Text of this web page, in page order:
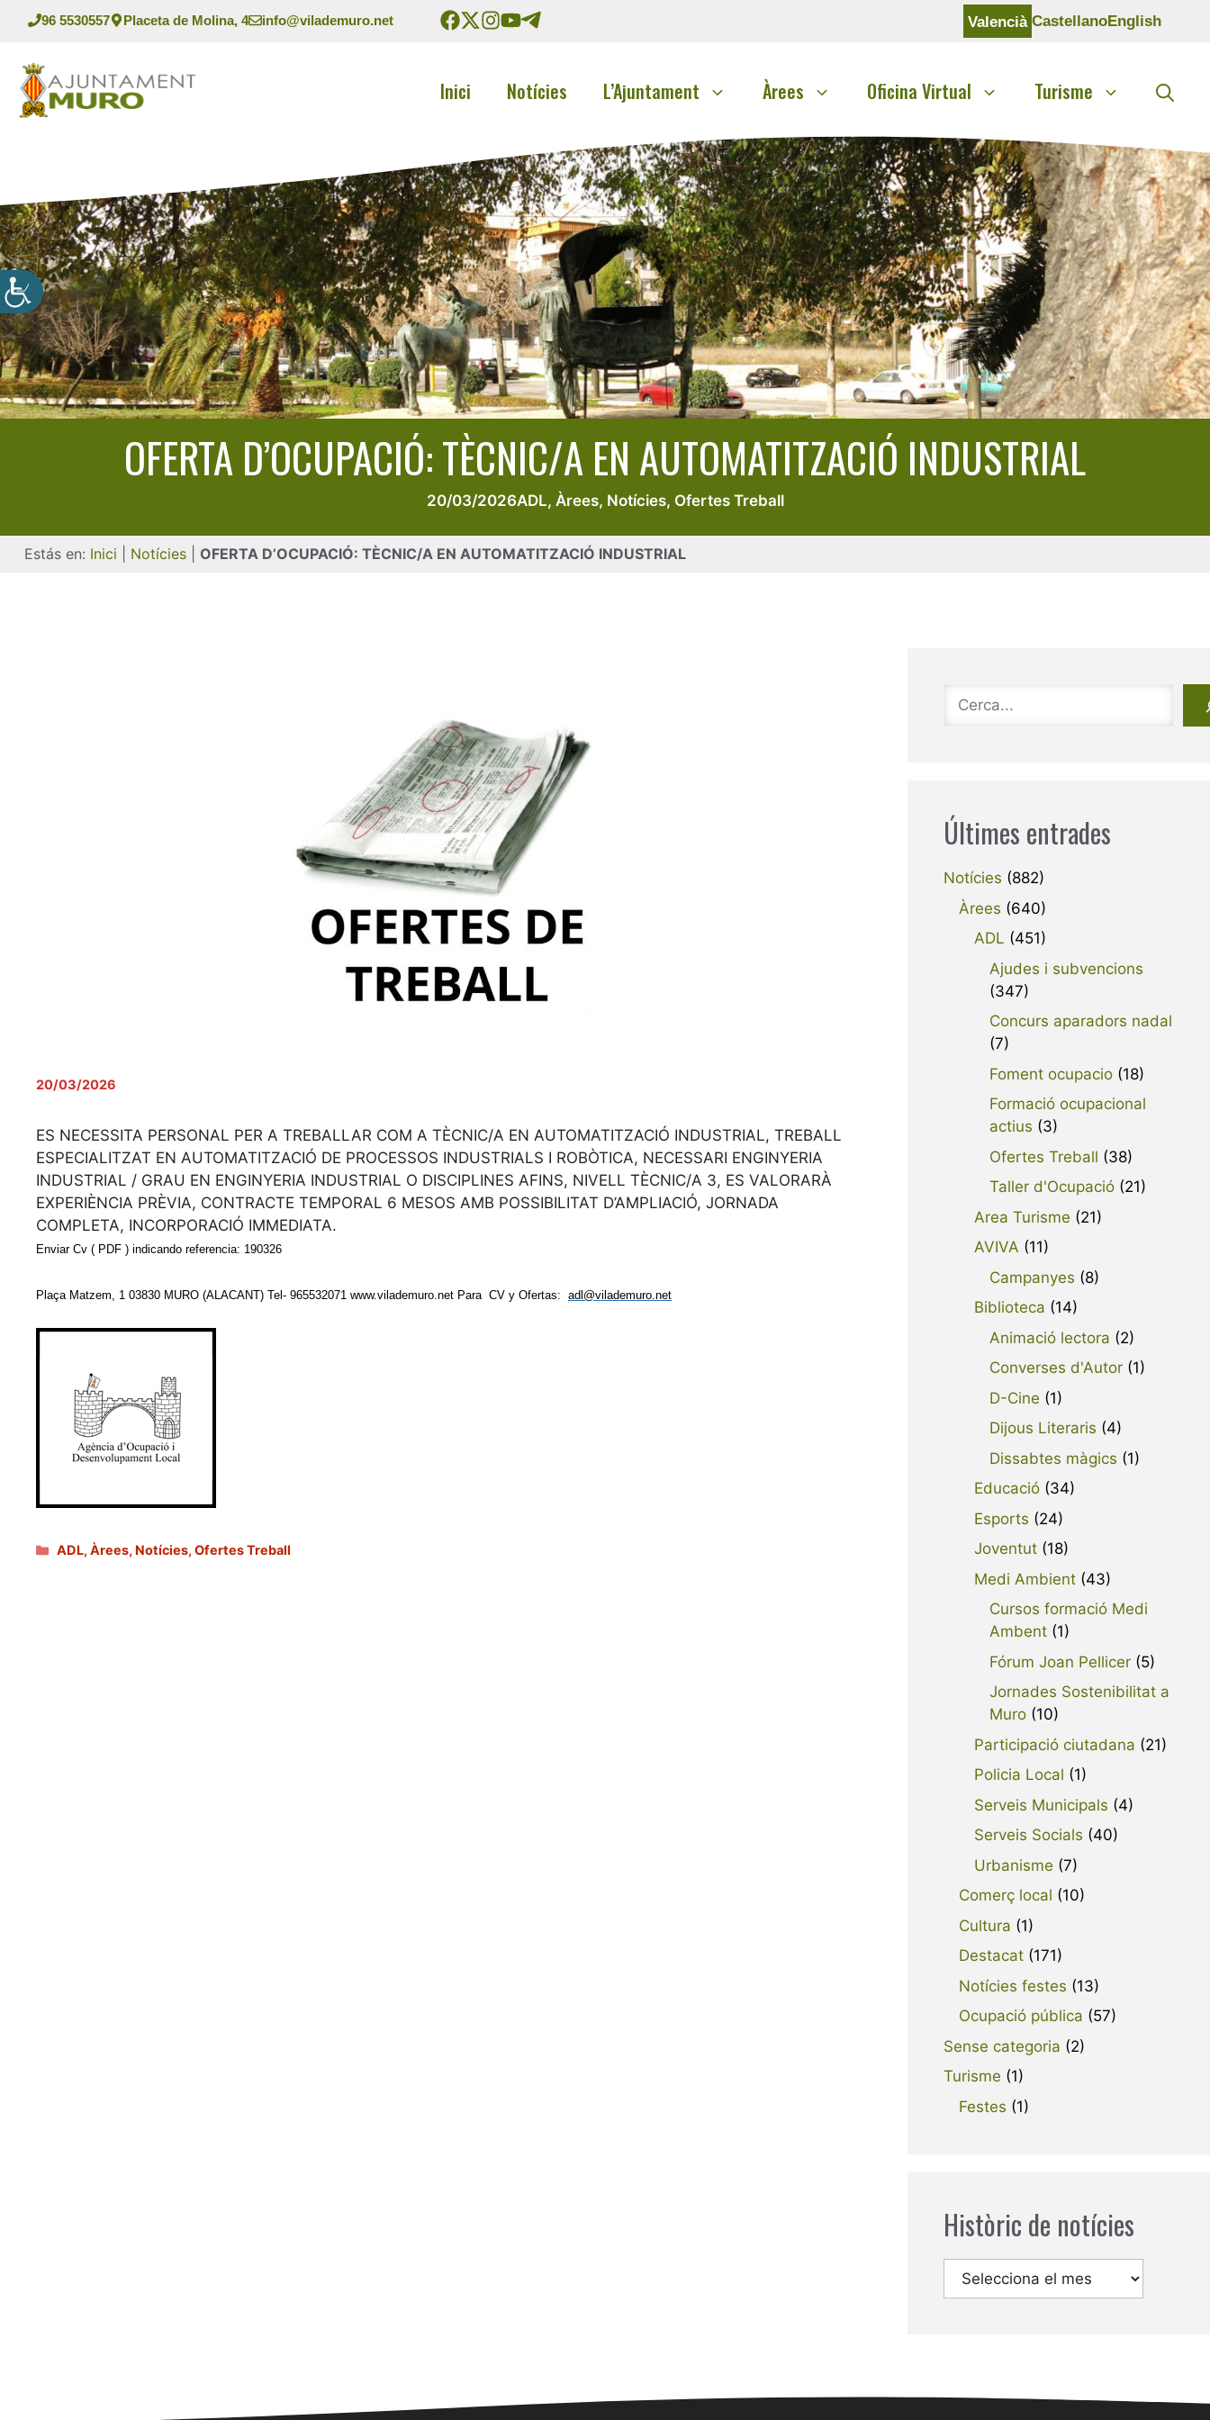
96 5530557 Placeta de Molina, 4 info@vilademuro.net Valencià CastellanoEnglish
Inici Notícies L’Ajuntament Àrees Oficina Virtual Turisme
OFERTA D’OCUPACIÓ: TÈCNIC/A EN AUTOMATITZACIÓ INDUSTRIAL
20/03/2026ADL, Àrees, Notícies, Ofertes Treball
Estás en: Inici Notícies| OFERTA D’OCUPACIÓ: TÈCNIC/A EN AUTOMATITZACIÓ INDUSTRIAL
20/03/2026
ES NECESSITA PERSONAL PER A TREBALLAR COM A TÈCNIC/A EN AUTOMATITZACIÓ INDUSTRIAL, TREBALL
ESPECIALITZAT EN AUTOMATITZACIÓ DE PROCESSOS INDUSTRIALS I ROBÒTICA, NECESSARI ENGINYERIA
INDUSTRIAL / GRAU EN ENGINYERIA INDUSTRIAL O DISCIPLINES AFINS, NIVELL TÈCNIC/A 3, ES VALORARÀ
EXPERIÈNCIA PRÈVIA, CONTRACTE TEMPORAL 6 MESOS AMB POSSIBILITAT D’AMPLIACIÓ, JORNADA
COMPLETA, INCORPORACIÓ IMMEDIATA.
Enviar Cv ( PDF ) indicando referencia: 190326
Plaça Matzem, 1 03830 MURO (ALACANT) Tel- 965532071 www.vilademuro.net Para CV y Ofertas: adl@vilademuro.net
Categories
ADL,Àrees, Notícies,Ofertes Treball
Cerca
Últimes entrades
Notícies (882)
Àrees (640)
ADL (451)
Ajudes i subvencions
(347)
Concurs aparadors nadal
(7)
Foment ocupacio (18)
Formació ocupacional
actius (3)
Ofertes Treball (38)
Taller d'Ocupació (21)
Area Turisme (21)
AVIVA (11)
Campanyes (8)
Biblioteca (14)
Animació lectora (2)
Converses d'Autor (1)
D-Cine (1)
Dijous Literaris (4)
Dissabtes màgics (1)
Educació (34)
Esports (24)
Joventut (18)
Medi Ambient (43)
Cursos formació Medi
Ambent (1)
Fórum Joan Pellicer (5)
Jornades Sostenibilitat a
Muro (10)
Participació ciutadana (21)
Policia Local (1)
Serveis Municipals (4)
Serveis Socials (40)
Urbanisme (7)
Comerç local (10)
Cultura (1)
Destacat (171)
Notícies festes (13)
Ocupació pública (57)
Sense categoria (2)
Turisme (1)
Festes (1)
Històric de notícies
Arxius